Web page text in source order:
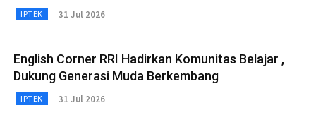
IPTEK 31 Jul 2026
English Corner RRI Hadirkan Komunitas Belajar ,
Dukung Generasi Muda Berkembang
IPTEK 31 Jul 2026